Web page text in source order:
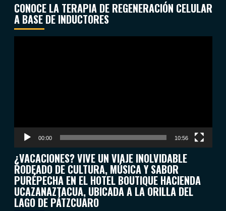
CONOCE LA TERAPIA DE REGENERACIÓN CELULAR
A BASE DE INDUCTORES
00:00 10:56
¿VACACIONES? VIVE UN VIAJE INOLVIDABLE
RODEADO DE CULTURA, MÚSICA Y SABOR
PURÉPECHA EN EL HOTEL BOUTIQUE HACIENDA
UCAZANAZTACUA, UBICADA A LA ORILLA DEL
LAGO DE PÁTZCUARO